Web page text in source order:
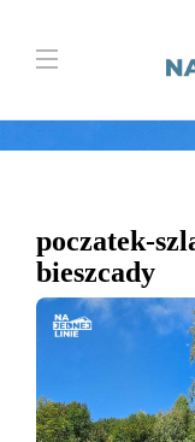
Home
Gdzie na
do Chatki Puchatka w
poczatek-
bieszcady